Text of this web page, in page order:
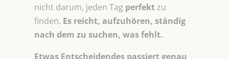
nicht darum, jeden Tag perfektzu
finden. Es reicht, aufzuhören, ständig
nach dem zu suchen, was fehlt.
Etwas Entscheidendes passiert genau